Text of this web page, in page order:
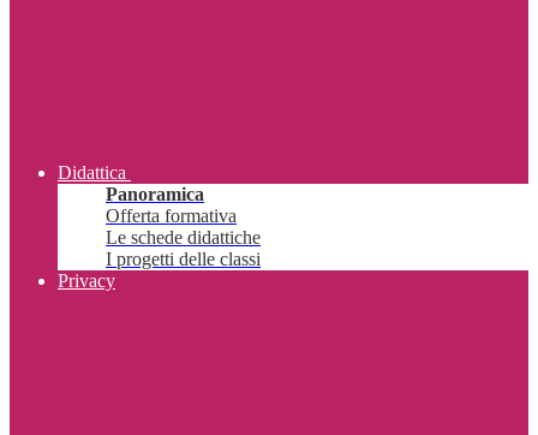
Didattica
Panoramica
Offerta formativa
Le schede didattiche
I progetti delle classi
Privacy